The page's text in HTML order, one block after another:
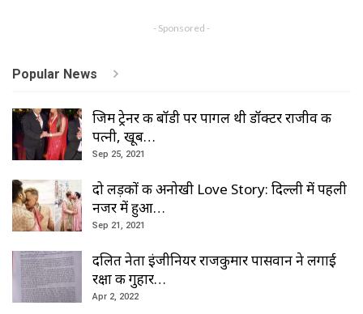
- Sponsored -
Popular News
जिम ट्रेनर की बॉडी पर पागल थी डॉक्टर राजीव की
पत्नी, खूब…
Sep 25, 2021
दो लड़कों की अनोखी Love Story: दिल्ली में पहली
नजर में हुआ…
Sep 21, 2021
दलित नेता इंजीनियर राजकुमार पासवान ने लगाई
रक्षा की गुहार…
Apr 2, 2022